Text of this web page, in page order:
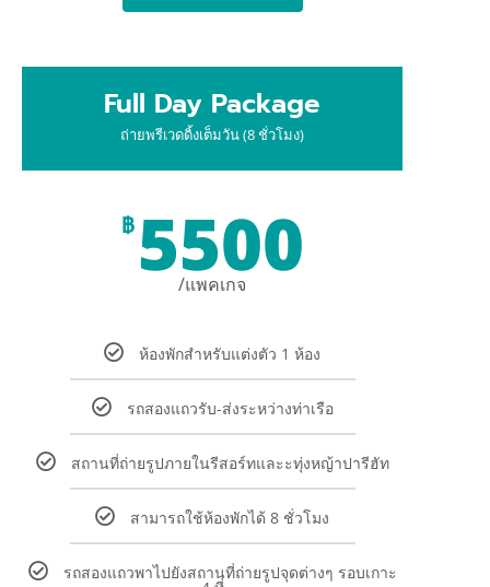
Full Day Package
ถ่ายพรีเวดดิ้งเต็มวัน (8 ชั่วโมง)
฿ 5500
/แพคเกจ
ห้องพักสำหรับแต่งตัว 1 ห้อง
รถสองแถวรับ-ส่งระหว่างท่าเรือ
สถานที่ถ่ายรูปภายในรีสอร์ทและะทุ่งหญ้าปารีฮัท
สามารถใช้ห้องพักได้ 8 ชั่วโมง
รถสองแถวพาไปยังสถานที่ถ่ายรูปจุดต่างๆ รอบเกาะ